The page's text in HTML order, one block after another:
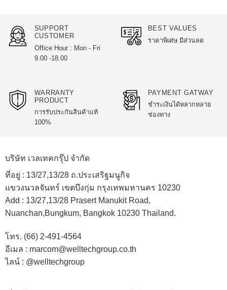
multiple
variants.
chosen
on
SUPPORT
CUSTOMER
Office Hour : Mon - Fri
9.00 -18.00
BEST VALUES
ราคาพิเศษ มีส่วนลด
WARRANTY
PRODUCT
การรับประกันสินค้าแท้
100%
PAYMENT GATWAY
ชำระเงินได้หลากหลาย
ช่องทาง
บริษัท เวลเทคกรุ๊ป จำกัด
ที่อยู่ : 13/27,13/28 ถ.ประเสริฐมนูกิจ
แขวงนวลจันทร์ เขตบึงกุ่ม กรุงเทพมหานคร 10230
Add : 13/27,13/28 Prasert Manukit Road,
Nuanchan,Bungkum, Bangkok 10230 Thailand.
โทร. (66) 2-491-4564
อีเมล : marcom@welltechgroup.co.th
ไลน์ : @welltechgroup